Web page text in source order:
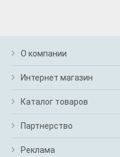
О компании
Интернет магазин
Каталог товаров
Партнерство
Реклама